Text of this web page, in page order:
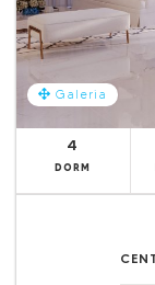
Galeria
4
DORM